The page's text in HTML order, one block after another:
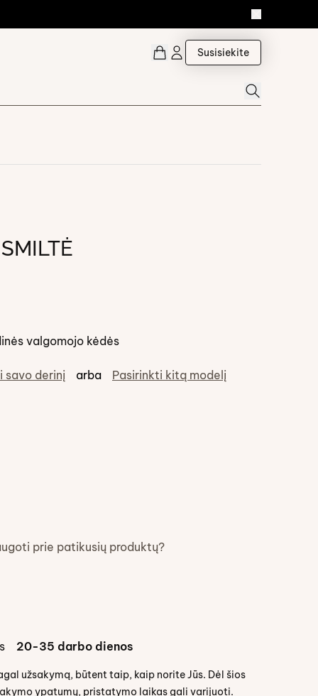
Susisiekite
valgomojo kėdės
savo derinį arba Pasirinkti kitą modelį
prie patikusių produktų?
20-35 darbo dienos
užsakymą, būtent taip, kaip norite Jūs. Dėl šios
ypatumų, pristatymo laikas gali varijuoti.